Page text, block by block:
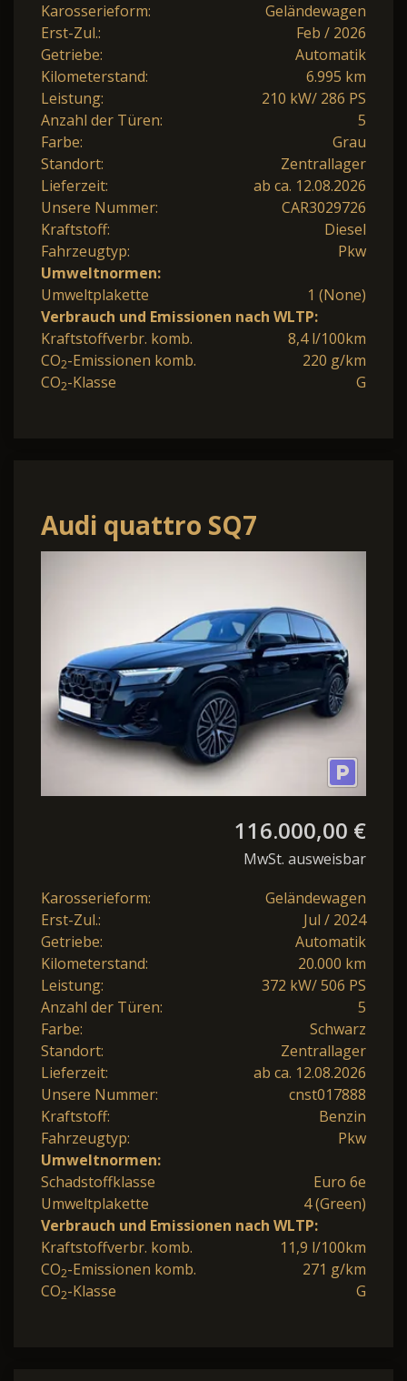
Karosserieform:
Geländewagen
Erst-Zul.:
Feb / 2026
Getriebe:
Automatik
Kilometerstand:
6.995 km
Leistung:
210 kW/ 286 PS
Anzahl der Türen:
5
Farbe:
Grau
Standort:
Zentrallager
Lieferzeit:
ab ca. 12.08.2026
Unsere Nummer:
CAR3029726
Kraftstoff:
Diesel
Fahrzeugtyp:
Pkw
Umweltnormen:
Umweltplakette
1 (None)
Verbrauch und Emissionen nach WLTP:
Kraftstoffverbr. komb.
8,4 l/100km
CO2-Emissionen komb.
220 g/km
CO2-Klasse G
Audi quattro SQ7
Quattro 507 PS 360 B&S
GA 5-Jahre Matrix
116.000,00 €
MwSt. ausweisbar
Karosserieform:
Geländewagen
Erst-Zul.:
Jul / 2024
Getriebe:
Automatik
Kilometerstand:
20.000 km
Leistung:
372 kW/ 506 PS
Anzahl der Türen:
5
Farbe:
Schwarz
Standort:
Zentrallager
Lieferzeit:
ab ca. 12.08.2026
Unsere Nummer:
cnst017888
Kraftstoff:
Benzin
Fahrzeugtyp:
Pkw
Umweltnormen:
Schadstoffklasse
Euro 6e
Umweltplakette
4 (Green)
Verbrauch und Emissionen nach WLTP:
Kraftstoffverbr. komb.
11,9 l/100km
CO2-Emissionen komb.
271 g/km
CO2-Klasse G